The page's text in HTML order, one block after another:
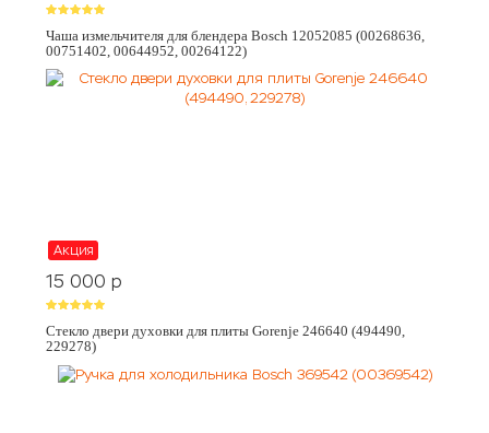
Чаша измельчителя для блендера Bosch 12052085 (00268636,
00751402, 00644952, 00264122)
Акция
15 000 p
Стекло двери духовки для плиты Gorenje 246640 (494490,
229278)